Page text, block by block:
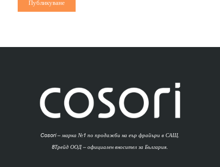
Cosori – марка №1 по продажби на еър фрайъри в САЩ.
8Трейд ООД – официален вносител за България.